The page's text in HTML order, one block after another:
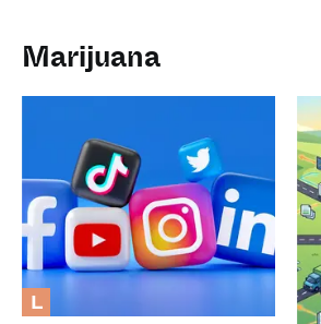
Marijuana
L